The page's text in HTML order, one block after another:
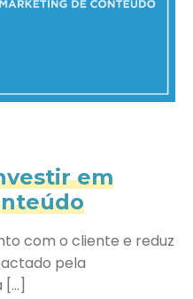
em
com o cliente e reduz
pela
[…]